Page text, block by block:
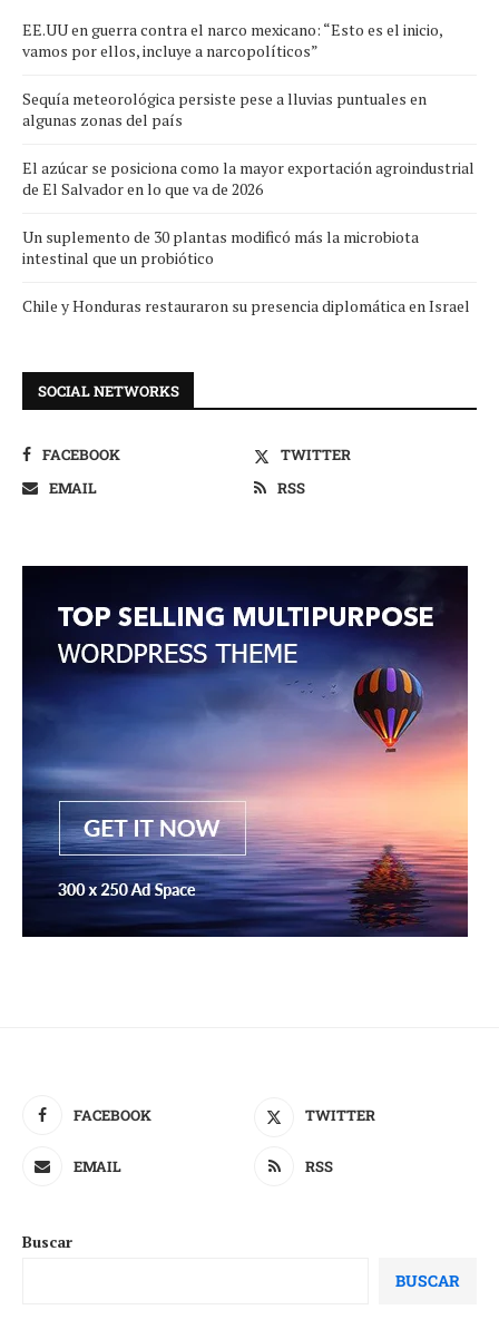
EE.UU en guerra contra el narco mexicano: “Esto es el inicio,
vamos por ellos, incluye a narcopolíticos”
Sequía meteorológica persiste pese a lluvias puntuales en
algunas zonas del país
El azúcar se posiciona como la mayor exportación agroindustrial
de El Salvador en lo que va de 2026
Un suplemento de 30 plantas modificó más la microbiota
intestinal que un probiótico
Chile y Honduras restauraron su presencia diplomática en Israel
SOCIAL NETWORKS
FACEBOOK
TWITTER
EMAIL
RSS
FACEBOOK TWITTER
EMAIL RSS
Buscar
BUSCAR